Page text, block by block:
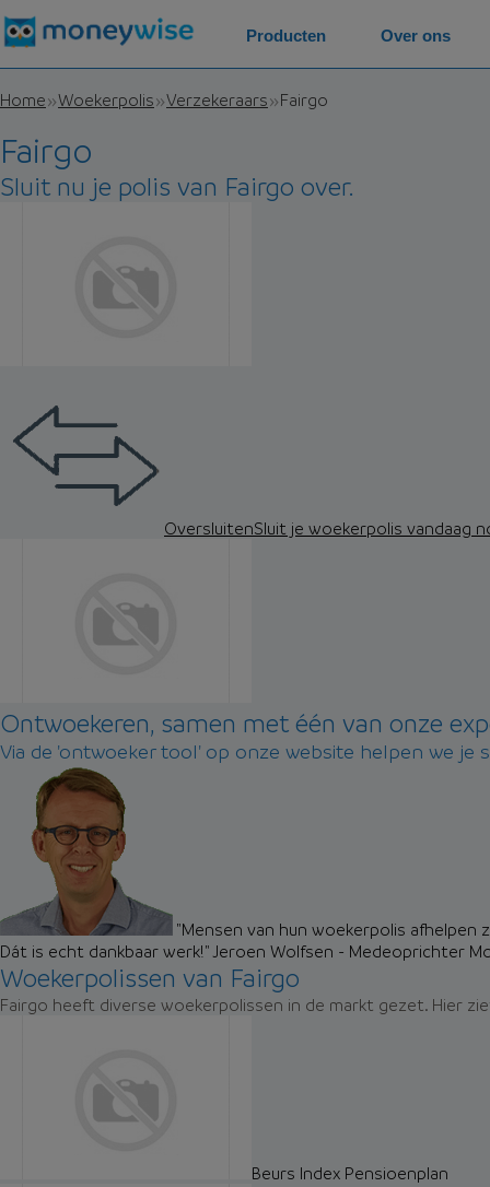
Home Woekerpolis Verzekeraars Fairgo
Fairgo
Sluit nu je polis van Fairgo over.
OversluitenSluit je woekerpolis vandaag
Ontwoekeren, samen met één van onze
Via de 'ontwoeker tool' op onze website helpen we je
"Mensen van hun woekerpolis
Dát is echt dankbaar werk!"Jeroen Wolfsen - Medeoprichter
Woekerpolissen van Fairgo
Fairgo heeft diverse woekerpolissen in de markt gezet. Hier
Beurs Index Pensioenplan
Producten Over ons